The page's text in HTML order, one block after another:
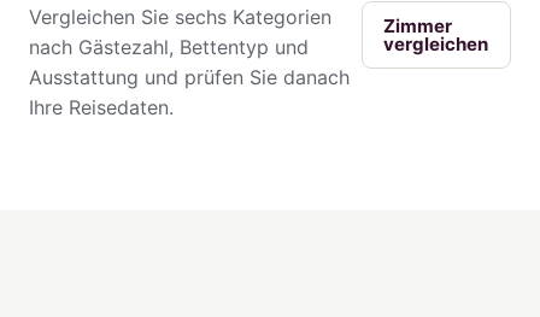
Vergleichen Sie sechs Kategorien
nach Gästezahl, Bettentyp und
Ausstattung und prüfen Sie danach
Ihre Reisedaten.
Zimmer
vergleichen